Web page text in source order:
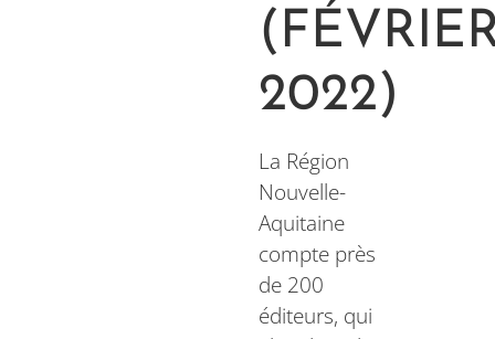
2022)
La Région
Nouvelle-
Aquitaine
compte près
de 200
éditeurs, qui